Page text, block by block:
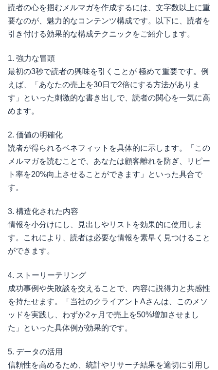
読者の心を掴むメルマガを作成するには、文字数以上に重
要なのが、魅力的なコンテンツ構成です。以下に、読者を
引き付ける効果的な構成テクニックをご紹介します。
1. 強力な冒頭
最初の3秒で読者の興味を引くことが 極めて重要です。例
えば、「あなたの売上を30日で2倍にする方法がありま
す」といった刺激的な書き出しで、読者の関心を一気に高
めます。
2. 価値の明確化
読者が得られるベネフィットを具体的に示します。「この
メルマガを読むことで、あなたは顧客離れを防ぎ、リピー
ト率を20%向上させることができます」といった具合で
す。
3. 構造化された内容
情報を小分けにし、見出しやリストを効果的に使用しま
す。これにより、読者は必要な情報を素早く見つけること
ができます。
4. ストーリーテリング
成功事例や失敗談を交えることで、内容に説得力と共感性
を持たせます。「当社のクライアントAさんは、このメソ
ッドを実践し、わずか2ヶ月で売上を50%増加させまし
た」といった具体例が効果的です。
5. データの活用
信頼性を高めるため、統計やリサーチ結果を適切に引用し